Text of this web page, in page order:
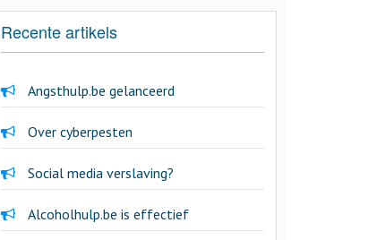
Recente artikels
Angsthulp.be gelanceerd
Over cyberpesten
Social media verslaving?
Alcoholhulp.be is effectief